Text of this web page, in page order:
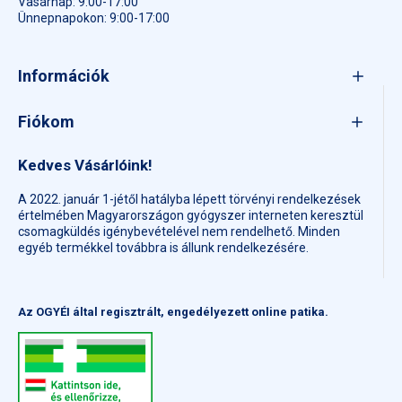
Naponta 1 db tablettát és 1 db Omega-3 kapszulát nyeljen le
lehetőleg bőséges folyadékkal.
Gyermekek elől mindig zárja el.
étrendet és az egészséges életmódot.
A filmtabletták méretét csökkentették, hogy a kismamák
könnyebben le tudják nyelni.
Ha mégis nehézséget okozna, a perforálás mentén
Zöld színű filmbevonat borítja, amelynek az íze és az illata is
Érdemes mindig bő folyadékkal bevenni.
Egy doboz kéthavi adagot, azaz 60 tablettát és 60 kapszulát
Ünnepnapokon: 9:00-17:00
Információk
Fiókom
Kedves Vásárlóink!
A 2022. január 1-jétől hatályba lépett törvényi rendelkezések
értelmében Magyarországon gyógyszer interneten keresztül
csomagküldés igénybevételével nem rendelhető. Minden
egyéb termékkel továbbra is állunk rendelkezésére.
Az OGYÉI által regisztrált, engedélyezett online patika.